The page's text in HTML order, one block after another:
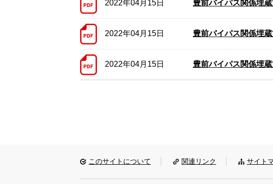
2022年04月15日 豊前バイパス関係埋
2022年04月15日 豊前バイパス関係埋
2022年04月15日 豊前バイパス関係埋
このサイトについて 関連リンク サイト